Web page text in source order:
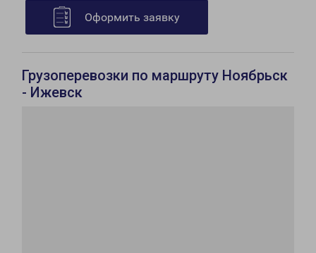
Оформить заявку
Грузоперевозки по маршруту Ноябрьск
- Ижевск